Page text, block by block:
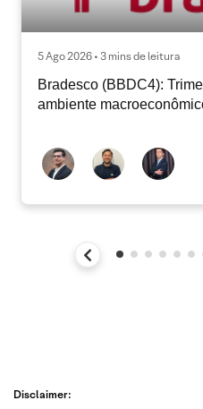
5 Ago 2026 • 3 mins de leitura
Bradesco (BBDC4):
ambiente
Disclaimer: